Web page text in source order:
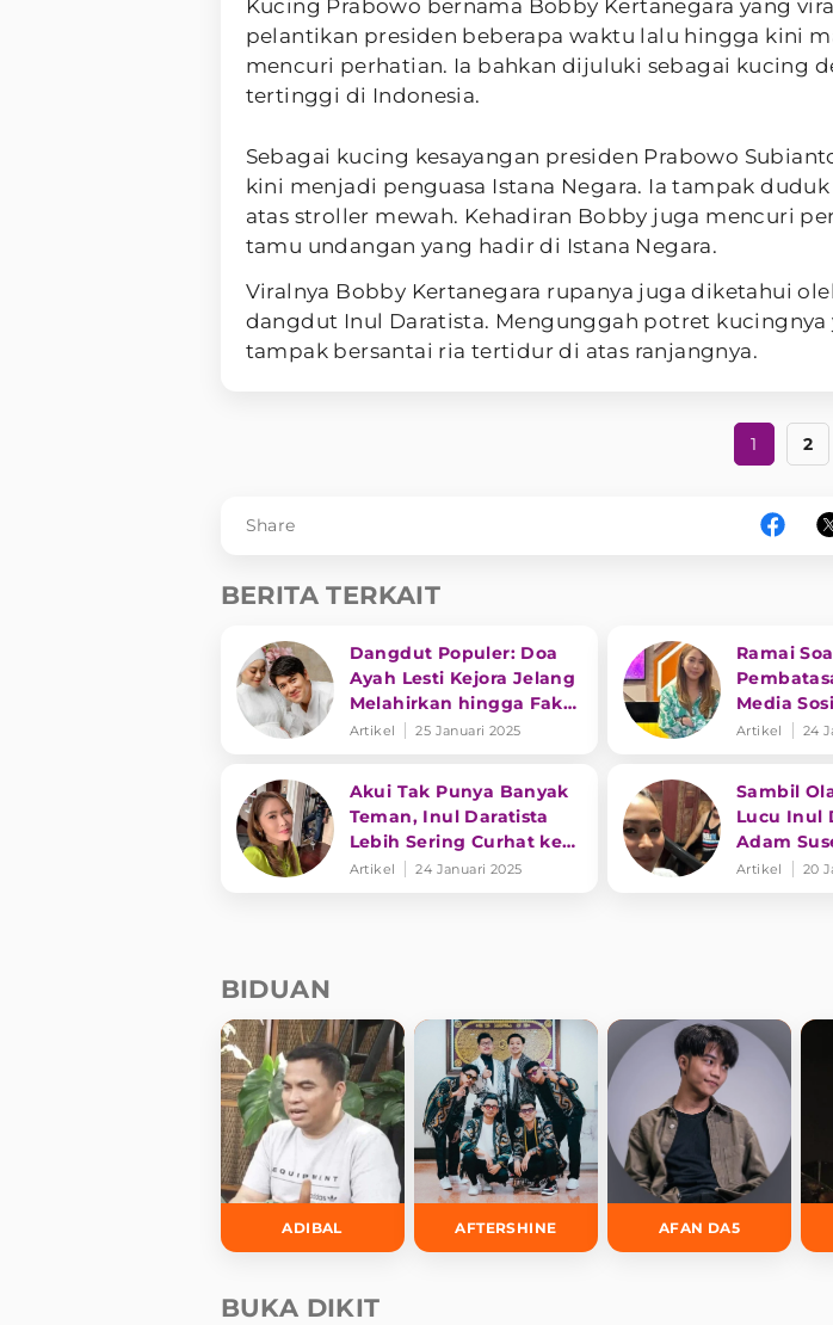
Kucing Prabowo bernama Bobby Kertanegara yang
pelantikan presiden beberapa waktu lalu hingga kini
mencuri perhatian. Ia bahkan dijuluki sebagai kucing
tertinggi di Indonesia.
Sebagai kucing kesayangan presiden Prabowo
kini menjadi penguasa Istana Negara. Ia tampak
atas stroller mewah. Kehadiran Bobby juga mencuri
tamu undangan yang hadir di Istana Negara.
Viralnya Bobby Kertanegara rupanya juga diketahui
dangdut Inul Daratista. Mengunggah potret kucingnya
tampak bersantai ria tertidur di atas ranjangnya.
1 2
Share
BERITA TERKAIT
Dangdut Populer: Doa
Ayah Lesti Kejora Jelang
Melahirkan hingga Fakta
Menarik Wika Salim
Artikel 25 Januari 2025
Ramai
Media
Reaksi
Artikel 24
Akui Tak Punya Banyak
Teman, Inul Daratista
Lebih Sering Curhat ke
Tuhan
Artikel 24 Januari 2025
Sambil
Lucu Inul
Adam
Dangdut
Artikel 20
BIDUAN
ADIBAL AFTERSHINE AFAN DA5
BUKA DIKIT